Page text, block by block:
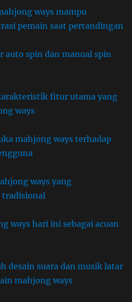
ways mampu
pemain saat pertandingan
auto spin dan manual spin
fitur utama yang
ways
mahjong ways terhadap
ways yang
tradisional
ways hari ini sebagai acuan
desain suara dan musik latar
mahjong ways